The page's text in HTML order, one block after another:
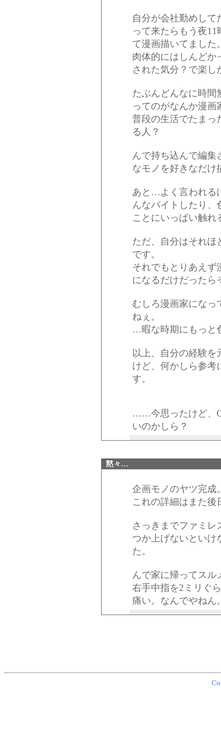
自分が会社勤めして
って来たらもう夜
て漫画描いてました
肉体的にはしんどか
された気分？で楽し
たぶんどんなに時間
ってのがなんか漫
普段の生活でたまっ
る人？
んで持ち込んで編集
なモノを好きなだけ
あと…よく言われる
んなバイトしたり、
ことにいっぱい触れ
ただ、自分はそれほ
です。
それでもとりあえ
になるだけだったら
むしろ漫画家になっ
ねぇ。
…暇な時期にもっと
以上、自分の経験
けど、何かしら参考
す。
……今思ったけど、
いのかしら？
黙々…
企画モノのヤツ完成
これの詳細はまた後
さっきまでファミレ
つか上げないといけ
た。
んで家に帰ってスル
右手中指を2ミリぐ
痛い。なんでやねん